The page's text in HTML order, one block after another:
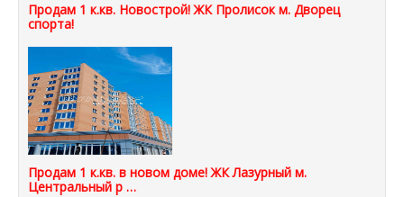
Продам 1 к.кв. Новострой! ЖК Пролисок м. Дворец
спорта!
Продам 1 к.кв. в новом доме! ЖК Лазурный м.
Центральный р …